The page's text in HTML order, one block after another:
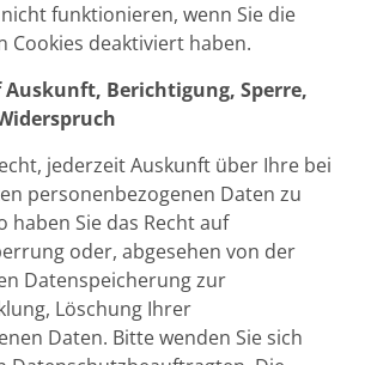
funktionieren, wenn Sie die
Cookies deaktiviert haben.
Auskunft, Berichtigung, Sperre,
jederzeit Auskunft über Ihre bei
personenbezogenen Daten zu
haben Sie das Recht auf
oder, abgesehen von der
Datenspeicherung zur
Löschung Ihrer
Daten. Bitte wenden Sie sich